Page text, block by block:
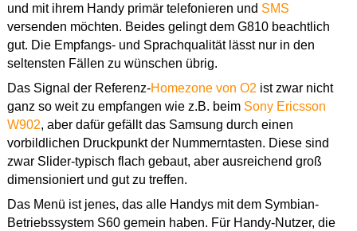
und mit ihrem Handy primär telefonieren und SMS
versenden möchten. Beides gelingt dem G810 beachtlich
gut. Die Empfangs- und Sprachqualität lässt nur in den
seltensten Fällen zu wünschen übrig.
Das Signal der Referenz-Homezone von O2 ist zwar nicht
ganz so weit zu empfangen wie z.B. beim Sony Ericsson
W902, aber dafür gefällt das Samsung durch einen
vorbildlichen Druckpunkt der Nummerntasten. Diese sind
zwar Slider-typisch flach gebaut, aber ausreichend groß
dimensioniert und gut zu treffen.
Das Menü ist jenes, das alle Handys mit dem Symbian-
Betriebssystem S60 gemein haben. Für Handy-Nutzer, die